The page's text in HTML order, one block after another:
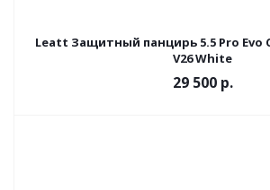
Leatt Защитный панцирь 5.5 Pro Evo
V26 White
29 500 р.